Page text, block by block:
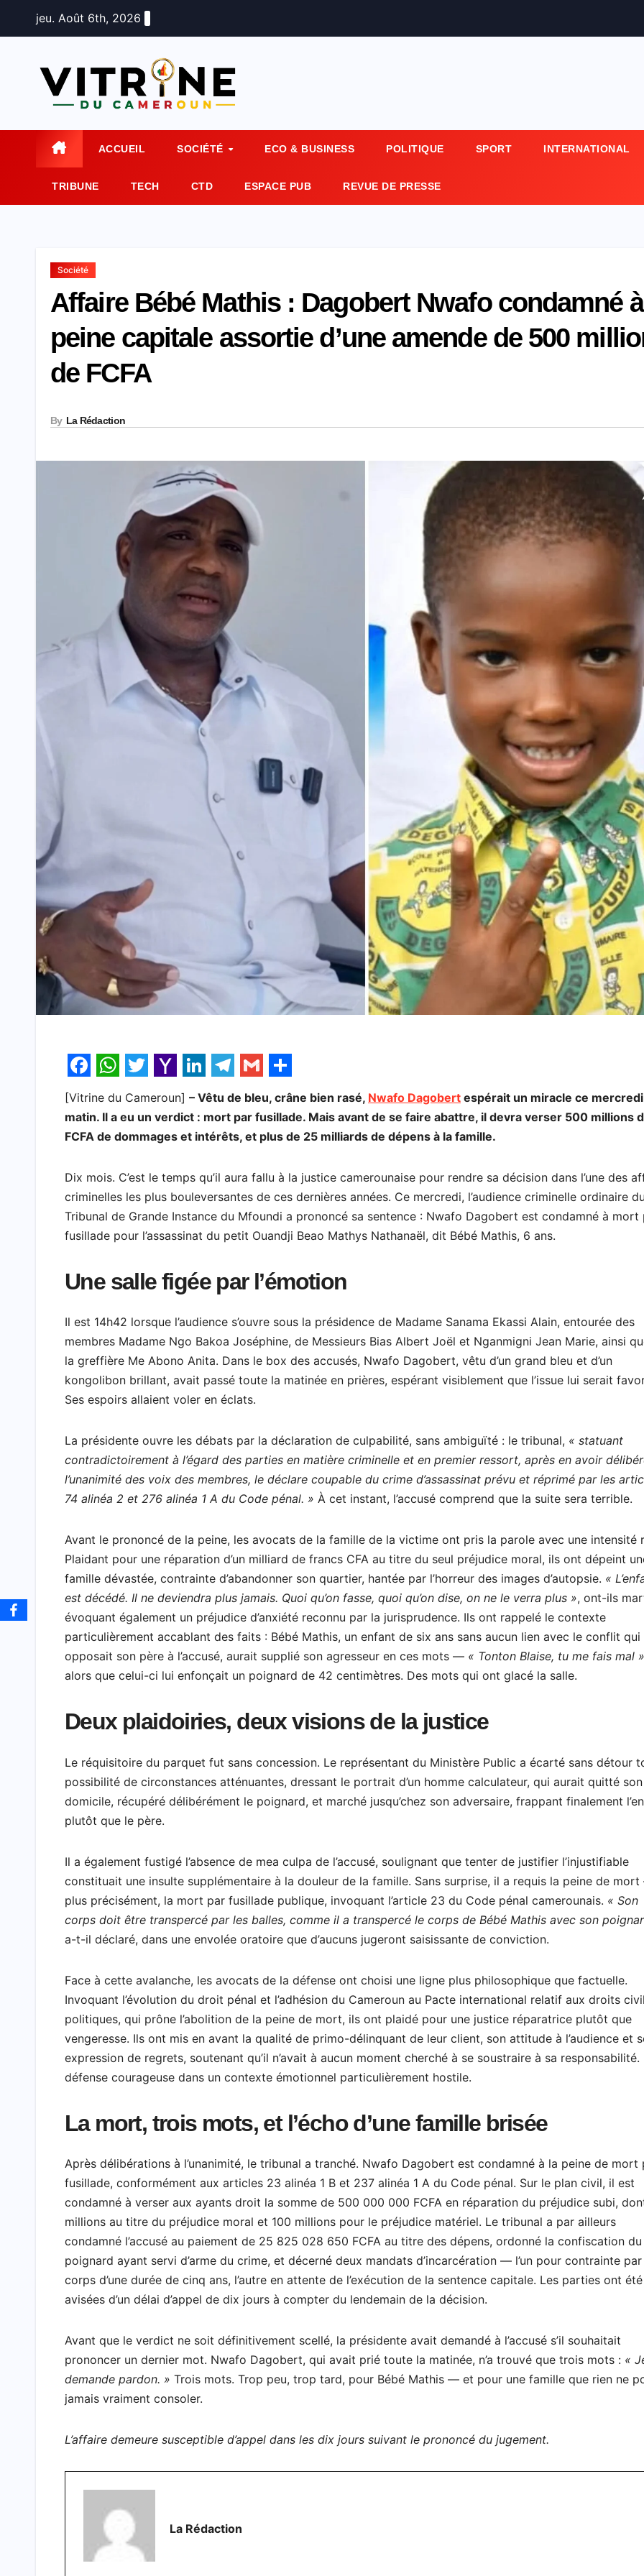
jeu. Août 6th, 2026
ACCUEIL SOCIÉTÉ ECO & BUSINESS POLITIQUE SPORT INTERNATIONAL
TRIBUNE TECH CTD ESPACE PUB REVUE DE PRESSE
Société
Affaire Bébé Mathis : Dagobert Nwafo condamné
peine capitale assortie d’une amende de 500
de FCFA
By La Rédaction
F
a
c
b
o
o
k
W
h
a
s
A
p
p
T
w
i
t
e
r
Y
a
h
o
M
a
i
l
L
i
n
e
d
I
n
T
e
l
g
r
a
m
G
m
a
l
S
h
a
e
[Vitrine du Cameroun] – Vêtu de bleu, crâne bien rasé, Nwafo Dagobert espérait un miracle ce mercredi
matin. Il a eu un verdict : mort par fusillade. Mais avant de se faire abattre, il devra verser 500 millions
FCFA de dommages et intérêts, et plus de 25 milliards de dépens à la famille.
Dix mois. C’est le temps qu’il aura fallu à la justice camerounaise pour rendre sa décision dans l’une des
criminelles les plus bouleversantes de ces dernières années. Ce mercredi, l’audience criminelle ordinaire du
Tribunal de Grande Instance du Mfoundi a prononcé sa sentence : Nwafo Dagobert est condamné à mort
fusillade pour l’assassinat du petit Ouandji Beao Mathys Nathanaël, dit Bébé Mathis, 6 ans.
Une salle figée par l’émotion
Il est 14h42 lorsque l’audience s’ouvre sous la présidence de Madame Sanama Ekassi Alain, entourée des
membres Madame Ngo Bakoa Joséphine, de Messieurs Bias Albert Joël et Nganmigni Jean Marie, ainsi
la greffière Me Abono Anita. Dans le box des accusés, Nwafo Dagobert, vêtu d’un grand bleu et d’un
kongolibon brillant, avait passé toute la matinée en prières, espérant visiblement que l’issue lui serait
Ses espoirs allaient voler en éclats.
La présidente ouvre les débats par la déclaration de culpabilité, sans ambiguïté : le tribunal, « statuant
contradictoirement à l’égard des parties en matière criminelle et en premier ressort, après en avoir
l’unanimité des voix des membres, le déclare coupable du crime d’assassinat prévu et réprimé par les
74 alinéa 2 et 276 alinéa 1 A du Code pénal. » À cet instant, l’accusé comprend que la suite sera terrible.
Avant le prononcé de la peine, les avocats de la famille de la victime ont pris la parole avec une intensité
Plaidant pour une réparation d’un milliard de francs CFA au titre du seul préjudice moral, ils ont dépeint
famille dévastée, contrainte d’abandonner son quartier, hantée par l’horreur des images d’autopsie. «
est décédé. Il ne deviendra plus jamais. Quoi qu’on fasse, quoi qu’on dise, on ne le verra plus », ont-ils
évoquant également un préjudice d’anxiété reconnu par la jurisprudence. Ils ont rappelé le contexte
particulièrement accablant des faits : Bébé Mathis, un enfant de six ans sans aucun lien avec le conflit qui
opposait son père à l’accusé, aurait supplié son agresseur en ces mots — « Tonton Blaise, tu me fais mal »
alors que celui-ci lui enfonçait un poignard de 42 centimètres. Des mots qui ont glacé la salle.
Deux plaidoiries, deux visions de la justice
Le réquisitoire du parquet fut sans concession. Le représentant du Ministère Public a écarté sans détour
possibilité de circonstances atténuantes, dressant le portrait d’un homme calculateur, qui aurait quitté son
domicile, récupéré délibérément le poignard, et marché jusqu’chez son adversaire, frappant finalement
plutôt que le père.
Il a également fustigé l’absence de mea culpa de l’accusé, soulignant que tenter de justifier l’injustifiable
constituait une insulte supplémentaire à la douleur de la famille. Sans surprise, il a requis la peine de
plus précisément, la mort par fusillade publique, invoquant l’article 23 du Code pénal camerounais. « Son
corps doit être transpercé par les balles, comme il a transpercé le corps de Bébé Mathis avec son
a-t-il déclaré, dans une envolée oratoire que d’aucuns jugeront saisissante de conviction.
Face à cette avalanche, les avocats de la défense ont choisi une ligne plus philosophique que factuelle.
Invoquant l’évolution du droit pénal et l’adhésion du Cameroun au Pacte international relatif aux droits
politiques, qui prône l’abolition de la peine de mort, ils ont plaidé pour une justice réparatrice plutôt que
vengeresse. Ils ont mis en avant la qualité de primo-délinquant de leur client, son attitude à l’audience et
expression de regrets, soutenant qu’il n’avait à aucun moment cherché à se soustraire à sa responsabilité.
défense courageuse dans un contexte émotionnel particulièrement hostile.
La mort, trois mots, et l’écho d’une famille brisée
Après délibérations à l’unanimité, le tribunal a tranché. Nwafo Dagobert est condamné à la peine de mort
fusillade, conformément aux articles 23 alinéa 1 B et 237 alinéa 1 A du Code pénal. Sur le plan civil, il est
condamné à verser aux ayants droit la somme de 500 000 000 FCFA en réparation du préjudice subi,
millions au titre du préjudice moral et 100 millions pour le préjudice matériel. Le tribunal a par ailleurs
condamné l’accusé au paiement de 25 825 028 650 FCFA au titre des dépens, ordonné la confiscation du
poignard ayant servi d’arme du crime, et décerné deux mandats d’incarcération — l’un pour contrainte par
corps d’une durée de cinq ans, l’autre en attente de l’exécution de la sentence capitale. Les parties ont été
avisées d’un délai d’appel de dix jours à compter du lendemain de la décision.
Avant que le verdict ne soit définitivement scellé, la présidente avait demandé à l’accusé s’il souhaitait
prononcer un dernier mot. Nwafo Dagobert, qui avait prié toute la matinée, n’a trouvé que trois mots : «
demande pardon. » Trois mots. Trop peu, trop tard, pour Bébé Mathis — et pour une famille que rien ne
jamais vraiment consoler.
L’affaire demeure susceptible d’appel dans les dix jours suivant le prononcé du jugement.
La Rédaction